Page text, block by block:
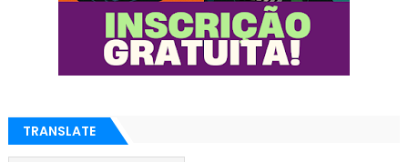
TRANSLATE